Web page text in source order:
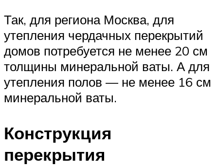
Так, для региона Москва, для
утепления чердачных перекрытий
домов потребуется не менее 20 см
толщины минеральной ваты. А для
утепления полов — не менее 16 см
минеральной ваты.
Конструкция
перекрытия